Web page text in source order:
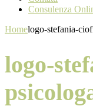
Consulenza
Homelogo-stefania-
logo-